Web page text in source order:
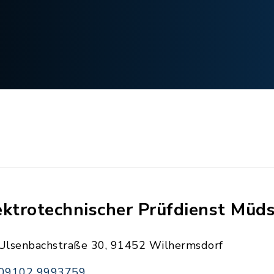
Prüfdienst
30, 91452 Wilhermsdorf